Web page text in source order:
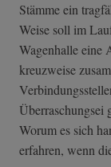
Stämme ein
Weise soll im
Wagenhalle eine
kreuzweise
Überraschungsei
Worum es sich
erfahren, wenn